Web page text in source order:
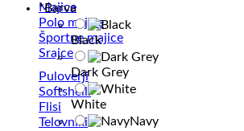
Majice
Polo majice
Športne majice
Srajce
Puloverji
Softshelli
Flisi
Telovniki
*Barva
Black
Dark Grey
White
Navy